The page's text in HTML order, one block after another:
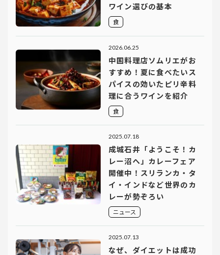
ワイン選びの基本
食
2026.06.25
中国料理店ソムリエがお
すすめ！夏に食べたいス
パイスの効いたピリ辛料
理に合うワインを紹介
食
2025.07.18
成城石井「ようこそ！カ
レー沼へ」カレーフェア
開催中！スリランカ・タ
イ・インドなど世界のカ
レーが勢ぞろい
ニュース
2025.07.13
なぜ、ダイエットは成功